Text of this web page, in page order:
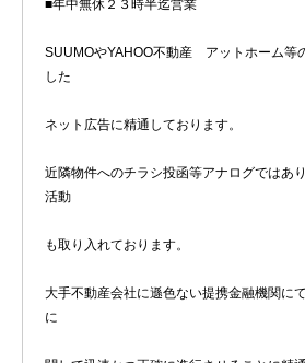
■年中無休２３時半迄営業
SUUMOやYAHOO不動産 アットホーム等
した
ネット広告に精通しております。
近隣物件へのチラシ投函等アナログではあ
活動
も取り入れております。
大手不動産会社に遜色ない提携金融機関に
に